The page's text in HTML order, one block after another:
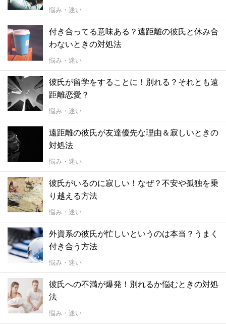
悩み・迷い
付き合ってる意味ある？遠距離の彼氏と休み合
わないときの対処法
悩み・迷い
彼氏が留学をすることに！別れる？それとも遠
距離恋愛？
悩み・迷い
遠距離の彼氏が友達優先な理由＆寂しいときの
対処法
悩み・迷い
彼氏がいるのに寂しい！なぜ？不安や孤独を乗
り越える方法
悩み・迷い
外資系の彼氏が忙しいというのは本当？うまく
付き合う方法
悩み・迷い
彼氏への不満が爆発！別れるか悩むときの対処
法
悩み・迷い